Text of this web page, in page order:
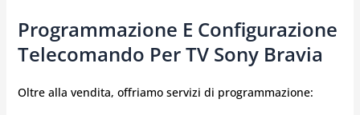
Programmazione E Configurazione
Telecomando Per TV Sony Bravia
Oltre alla vendita, offriamo servizi di programmazione: